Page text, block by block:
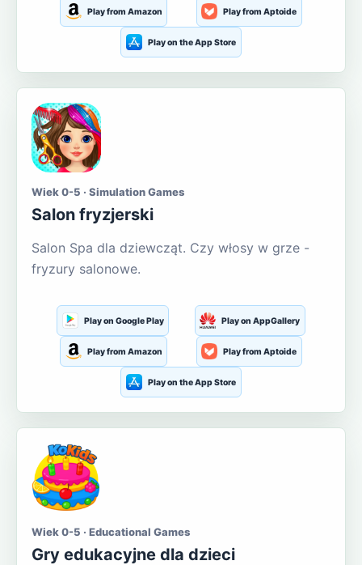
Play from Amazon Play from Aptoide
Play on the App Store
Wiek 0-5 · Simulation Games
Salon fryzjerski
Salon Spa dla dziewcząt. Czy włosy w grze -
fryzury salonowe.
Play on Google Play Play on AppGallery
Play from Amazon Play from Aptoide
Play on the App Store
Wiek 0-5 · Educational Games
Gry edukacyjne dla dzieci